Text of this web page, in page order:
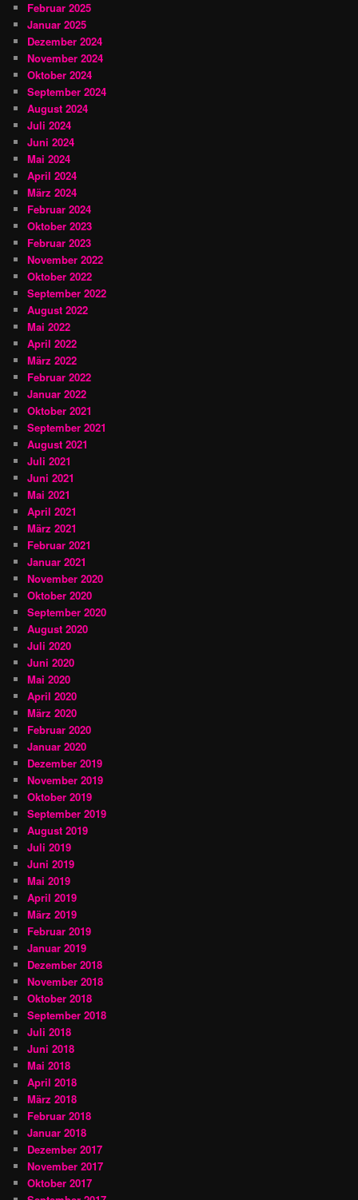
Februar 2025
Januar 2025
Dezember 2024
November 2024
Oktober 2024
September 2024
August 2024
Juli 2024
Juni 2024
Mai 2024
April 2024
März 2024
Februar 2024
Oktober 2023
Februar 2023
November 2022
Oktober 2022
September 2022
August 2022
Mai 2022
April 2022
März 2022
Februar 2022
Januar 2022
Oktober 2021
September 2021
August 2021
Juli 2021
Juni 2021
Mai 2021
April 2021
März 2021
Februar 2021
Januar 2021
November 2020
Oktober 2020
September 2020
August 2020
Juli 2020
Juni 2020
Mai 2020
April 2020
März 2020
Februar 2020
Januar 2020
Dezember 2019
November 2019
Oktober 2019
September 2019
August 2019
Juli 2019
Juni 2019
Mai 2019
April 2019
März 2019
Februar 2019
Januar 2019
Dezember 2018
November 2018
Oktober 2018
September 2018
Juli 2018
Juni 2018
Mai 2018
April 2018
März 2018
Februar 2018
Januar 2018
Dezember 2017
November 2017
Oktober 2017